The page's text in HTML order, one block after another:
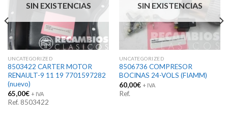
SIN EXISTENCIAS
UNCATEGORIZED
8503422 CARTER MOTOR
RENAULT-9 11 19 7701597282
(nuevo)
65,00€ + IVA
Ref. 8503422
SIN EXISTENCIAS
UNCATEGORIZED
8506736 COMPRESOR
BOCINAS 24-VOLS (FIAMM)
60,00€ + IVA
Ref.